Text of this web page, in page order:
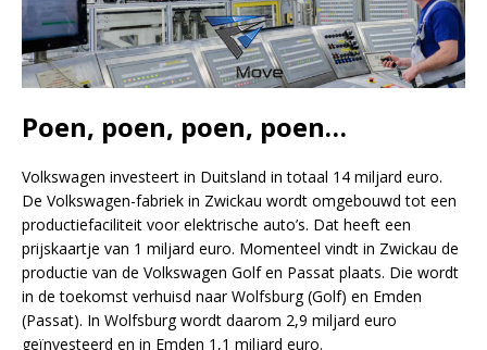
Poen, poen, poen, poen…
Volkswagen investeert in Duitsland in totaal 14 miljard euro.
De Volkswagen-fabriek in Zwickau wordt omgebouwd tot een
productiefaciliteit voor elektrische auto’s. Dat heeft een
prijskaartje van 1 miljard euro. Momenteel vindt in Zwickau de
productie van de Volkswagen Golf en Passat plaats. Die wordt
in de toekomst verhuisd naar Wolfsburg (Golf) en Emden
(Passat). In Wolfsburg wordt daarom 2,9 miljard euro
geïnvesteerd en in Emden 1,1 miljard euro.